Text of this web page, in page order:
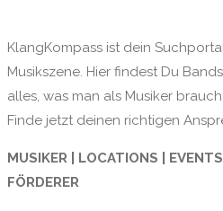
KlangKompass ist dein
Musikszene. Hier findest Du
alles, was man als Musiker
Finde jetzt deinen richtigen
MUSIKER | LOCATIONS |
FÖRDERER